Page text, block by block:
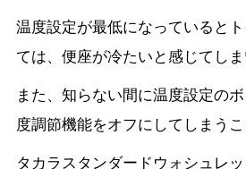
温度設定が最低になっていると
ては、便座が冷たいと感じてしま
また、知らない間に温度設定の
度調節機能をオフにしてしまうこ
タカラスタンダードウォシュレ